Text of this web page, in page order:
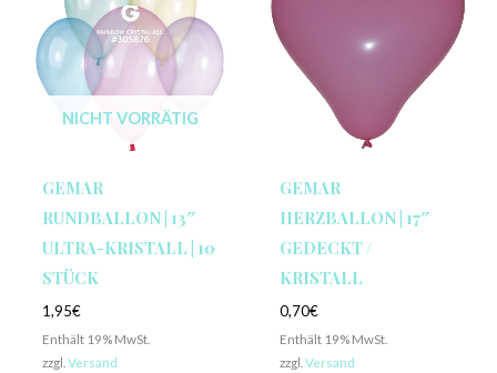
NICHT VORRÄTIG
GEMAR
RUNDBALLON | 13″
ULTRA-KRISTALL | 10
STÜCK
1,95€
Enthält 19% MwSt.
zzgl. Versand
GEMAR
HERZBALLON | 17″
GEDECKT /
KRISTALL
0,70€
Enthält 19% MwSt.
zzgl. Versand